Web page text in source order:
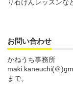
り石けんレッスンな
お問い合わせ
かねうち事務所
maki.kaneuchi(＠
まで。